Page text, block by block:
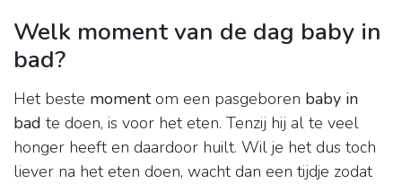
Welk moment van de dag baby in
bad?
Het beste momentom een pasgeboren baby in
bad te doen, is voor het eten. Tenzij hij al te veel
honger heeft en daardoor huilt. Wil je het dus toch
liever na het eten doen, wacht dan een tijdje zodat